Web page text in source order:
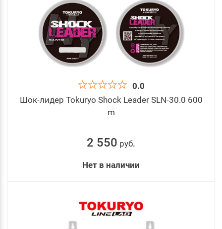
0.0
Шок-лидер Tokuryo Shock Leader SLN-30.0 600
m
2 550 руб.
Нет в наличии